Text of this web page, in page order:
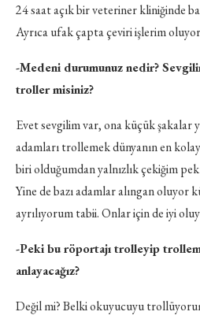
24 saat açık bir veteriner kliniğinde
Ayrıca ufak çapta çeviri işlerim
-Medeni durumunuz nedir?
troller misiniz?
Evet sevgilim var, ona küçük şakalar
adamları trollemek dünyanın en
biri olduğumdan yalnızlık çekiğim
Yine de bazı adamlar alıngan oluyor
ayrılıyorum tabii. Onlar için de iyi
-Peki bu röportajı trolleyip
anlayacağız?
Değil mi? Belki okuyucuyu